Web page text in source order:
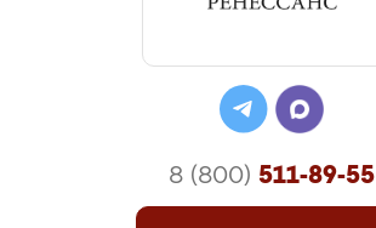
8 (800) 511-89-55